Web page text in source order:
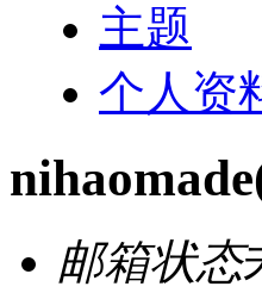
主题
个人资
nihaomade
邮箱状态